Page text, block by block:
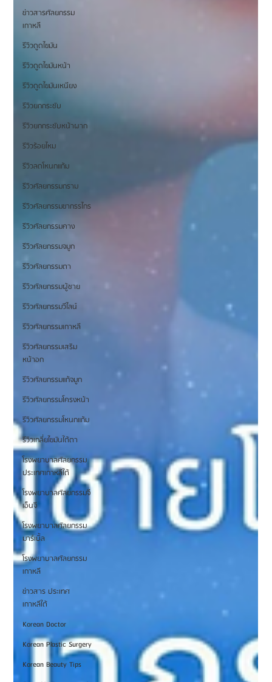
ข่าวสารศัลยกรรม
เกาหลี
รีวิวดูดไขมัน
รีวิวดูดไขมันหน้า
รีวิวดูดไขมันเหนียง
รีวิวยกกระชับ
รีวิวยกกระชับหน้าผาก
รีวิวร้อยไหม
รีวิวลดโหนกแก้ม
รีวิวศัลยกรรมกราม
รีวิวศัลยกรรมขากรรไกร
รีวิวศัลยกรรมคาง
รีวิวศัลยกรรมจมูก
รีวิวศัลยกรรมตา
รีวิวศัลยกรรมผู้ชาย
รีวิวศัลยกรรมวีไลน์
รีวิวศัลยกรรมเกาหลี
รีวิวศัลยกรรมเสริม
หน้าอก
รีวิวศัลยกรรมแก้จมูก
รีวิวศัลยกรรมโครงหน้า
รีวิวศัลยกรรมโหนกแก้ม
รีวิวเกลี่ยไขมันใต้ตา
โรงพยาบาลศัลยกรรม
ประเทศเกาหลีใต้
โรงพยาบาลศัลยกรรมจี
เอ็นจี
โรงพยาบาลศัลยกรรม
มาร์เบิ้ล
โรงพยาบาลศัลยกรรม
เกาหลี
ข่าวสาร ประเทศ
เกาหลีใต้
Korean Doctor
Korean Plastic Surgery
Korean Beauty Tips